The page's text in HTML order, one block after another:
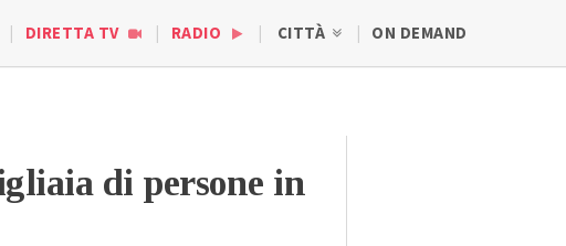
DIRETTA TV RADIO CITTÀ ON DEMAND
di persone in